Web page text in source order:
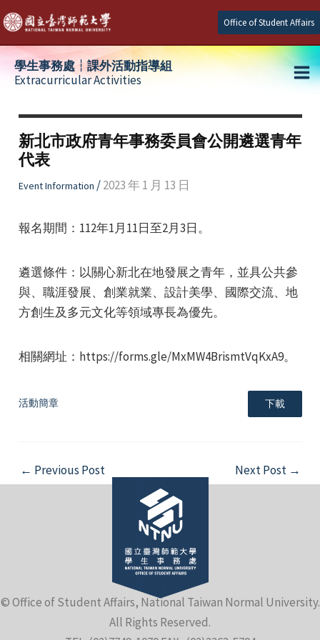
Skip
to
content
Office of Student Affairs
學生事務處┆課外活動指導組
Extracurricular Activities
新北市政府青年事務委員會公開遴選青年
代表
Event Information /2023 年 1 月 13 日
報名期間：112年1月11日至2月3日。
遴選條件：以關心新北在地發展之青年，並具公共參
與、職涯發展、創業就業、設計美學、國際交流、地
方創生及多元文化等領域專長為優先。
相關網址：https://forms.gle/MxMW4BrismtVqKxA9。
活動簡章 下載
Post
navigation
← Previous Post Next Post →
© Office of Student Affairs, National Taiwan Normal University.
All Rights Reserved.